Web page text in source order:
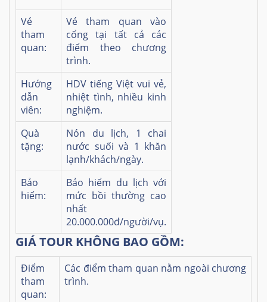
Vé
tham
quan:
Vé tham quan vào
cổng tại tất cả các
điểm theo chương
trình.
Hướng
dẫn
viên:
HDV tiếng Việt vui vẻ,
nhiệt tình, nhiều kinh
nghiệm.
Quà
tặng:
Nón du lịch, 1 chai
nước suối và 1 khăn
lạnh/khách/ngày.
Bảo
hiểm:
Bảo hiểm du lịch với
mức bồi thường cao
nhất
20.000.000đ/người/vụ.
GIÁ TOUR KHÔNG BAO GỒM:
Điểm
tham
quan:
Các điểm tham quan nằm ngoài chương
trình.